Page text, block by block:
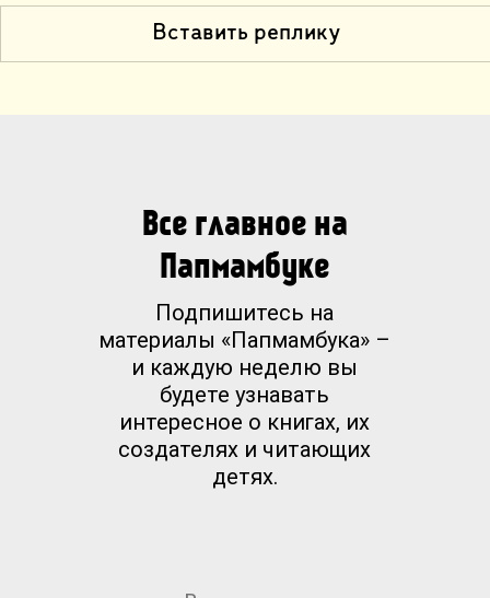
Вставить реплику
Все главное на
Папмамбуке
Подпишитесь на
материалы «Папмамбука» –
и каждую неделю вы
будете узнавать
интересное о книгах, их
создателях и читающих
детях.